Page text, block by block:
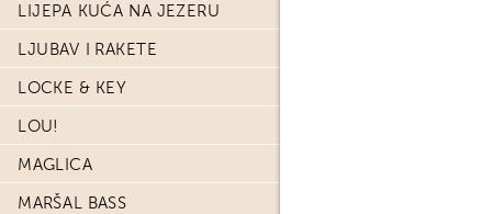
LIJEPA KUĆA NA JEZERU
LJUBAV I RAKETE
LOCKE & KEY
LOU!
MAGLICA
MARŠAL BASS